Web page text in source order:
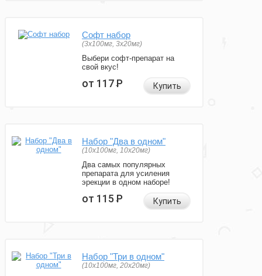
Софт набор
(3x100мг, 3x20мг)
Выбери софт-препарат на
свой вкус!
от 117Р Купить
Набор "Два в одном"
(10x100мг, 10x20мг)
Два самых популярных
препарата для усиления
эрекции в одном наборе!
от 115Р Купить
Набор "Три в одном"
(10x100мг, 20x20мг)